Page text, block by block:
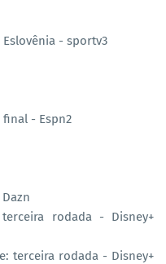
- sportv3
- Espn2
rodada - Disney+
terceira rodada - Disney+